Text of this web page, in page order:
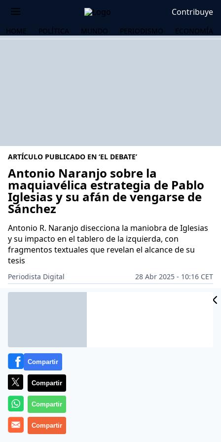
Contribuye
HOME POLÍTICA MUNDO PERIODISMO ECONOMÍA
ARTÍCULO PUBLICADO EN ‘EL DEBATE’
Antonio Naranjo sobre la
maquiavélica estrategia de Pablo
Iglesias y su afán de vengarse de
Sánchez
Antonio R. Naranjo disecciona la maniobra de Iglesias
y su impacto en el tablero de la izquierda, con
fragmentos textuales que revelan el alcance de su
tesis
Periodista Digital
28 Abr 2025 - 10:16 CET
Archivado en: ANTONIO NARANJO
Compartir
Compartir
Compartir
Compartir